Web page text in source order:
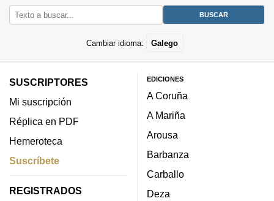
Cambiar idioma: Galego
SUSCRIPTORES
Mi suscripción
Réplica en PDF
Hemeroteca
Suscríbete
REGISTRADOS
EDICIONES
A Coruña
A Mariña
Arousa
Barbanza
Carballo
Deza